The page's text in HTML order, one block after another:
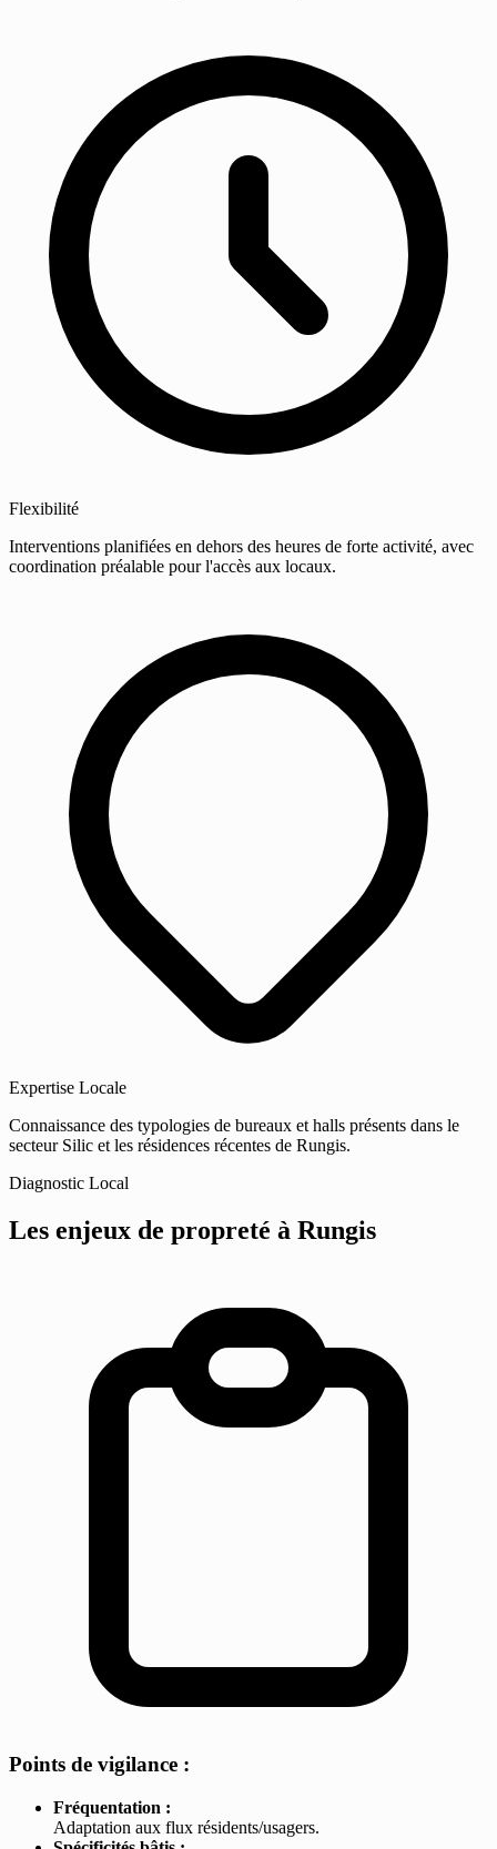
Flexibilité
Interventions planifiées en dehors des heures de forte activité, avec
coordination préalable pour l'accès aux locaux.
Expertise Locale
Connaissance des typologies de bureaux et halls présents dans le
secteur Silic et les résidences récentes de Rungis.
Diagnostic Local
Les enjeux de propreté à Rungis
Points de vigilance :
Fréquentation :
Adaptation aux flux résidents/usagers.